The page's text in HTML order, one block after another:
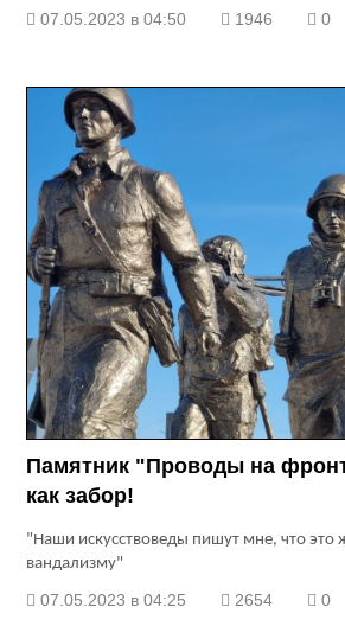
07.05.2023 в 04:50 1946 0
Памятник "Проводы на
как забор!
"Наши искусствоведы пишут мне, что это
вандализму"
07.05.2023 в 04:25 2654 0